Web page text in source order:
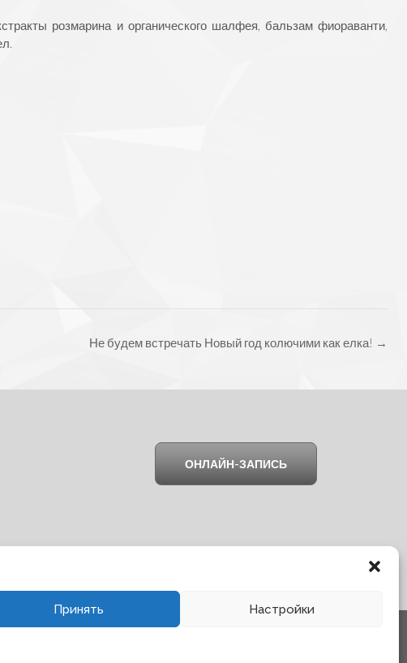
Принять Настройки
розмарина и органического шалфея, бальзам фиораванти,
Не будем встречать Новый год колючими как елка! →
ОНЛАЙН-ЗАПИСЬ